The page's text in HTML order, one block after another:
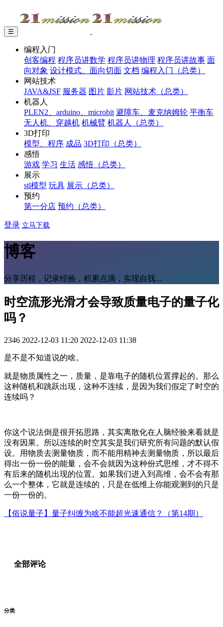
☰
编程入门
创客编程 程序员讲数学 程序员讲物理 程序员讲故事 面
向对象 设计模式、面向切面 文档 编程入门（总类）
网站技术
JAVA&JSF 服务器 图片 影片 网站技术（总类）
机器人
PLEN2、arduino、microbit 避障车、麦克纳姆轮 平衡车
无人机、穿越机 机械臂 机器人（总类）
3D打印
模型、程序 成品 3D打印（总类）
感悟
游戏 学习 生活 感悟（总类）
展示
stl模型 玩具 展示（总类）
预约
第一分店 预约（总类）
登录 立马下载
博客
分享历程，记录经验，积累点滴，实现自我...
时空流形光滑才会导致质量电子的量子化
吗？
2346 2022-12-03 11:20 2022-12-03 11:38
是不是不知道说的啥。
就是物质属性之一，质量，是靠电子的随机位置撑起的。那么
这种随机和跳跃出现，这种不连续，是因为我们假定了时空的
连续吗？
你这个说法倒是很开拓思路，其实离散化在人脑经验来看就是
没有因果。所以连续的时空其实是我们研究所有问题的默认假
设。用物质去测量物质，而不能用精神去测量物质，所以最后
得出一份一份的能量，会不会就因为这种份式思维，才不得不
有后来的随机出现的位置。如果我们进入到高维，会不会有那
么一个整体，它就是连续的，只是在低维上你能观测到的只是
一份一份的。
【俗说量子】量子纠缠为啥不能超光速通信？（第14期）
全部评论
分类